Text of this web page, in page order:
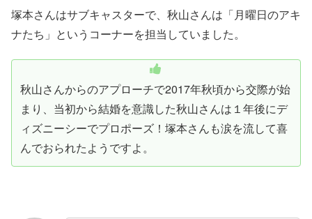
塚本さんはサブキャスターで、秋山さんは「月曜日のアキ
ナたち」というコーナーを担当していました。
秋山さんからのアプローチで2017年秋頃から交際が始
まり、当初から結婚を意識した秋山さんは１年後にデ
ィズニーシーでプロポーズ！塚本さんも涙を流して喜
んでおられたようですよ。